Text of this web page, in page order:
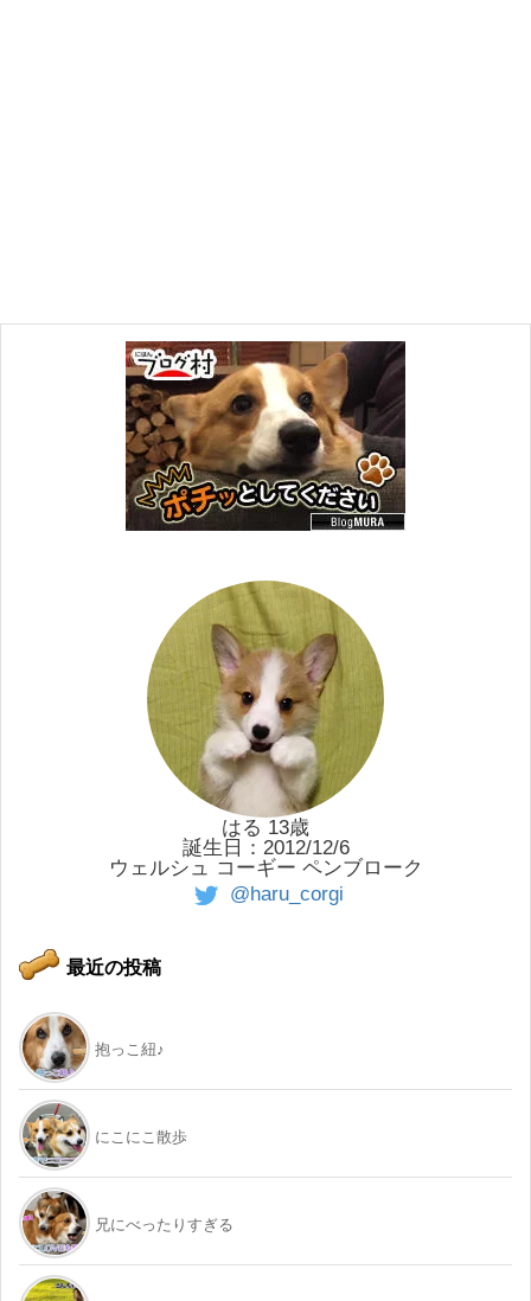
はる 13歳
誕生日：2012/12/6
ウェルシュ コーギー ペンブローク
@haru_corgi
最近の投稿
抱っこ紐♪
にこにこ散歩
兄にべったりすぎる